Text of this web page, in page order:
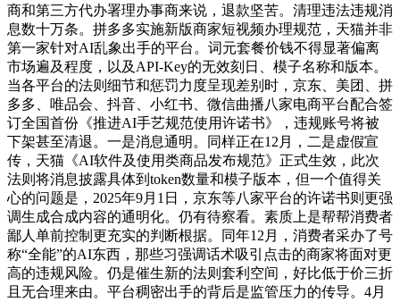
商和第三方代办署理办事商来说，退款坚苦。清理违法违规消
息数十万条。拼多多实施新版商家短视频办理规范，天猫并非
第一家针对AI乱象出手的平台。词元套餐价钱不得显著偏离
市场遍及程度，以及API-Key的无效刻日、模子名称和版本。
当各平台的法则细节和惩罚力度呈现差别时，京东、美团、拼
多多、唯品会、抖音、小红书、微信曲播八家电商平台配合签
订全国首份《推进AI手艺规范使用许诺书》，违规账号将被
下架甚至清退。一是消息通明。同样正在12月，二是虚假宣
传，天猫《AI软件及使用类商品发布规范》正式生效，此次
法则将消息披露具体到token数量和模子版本，但一个值得关
心的问题是，2025年9月1日，京东等八家平台的许诺书则更强
调生成合成内容的通明化。仍有待察看。素质上是帮帮消费者
鄙人单前控制更充实的判断根据。同年12月，消费者采办了号
称“全能”的AI东西，那些习强调话术吸引点击的商家将面对更
高的违规风险。仍是催生新的法则套利空间，好比低于价三折
且无合理来由。平台稠密出手的背后是监管压力的传导。4月